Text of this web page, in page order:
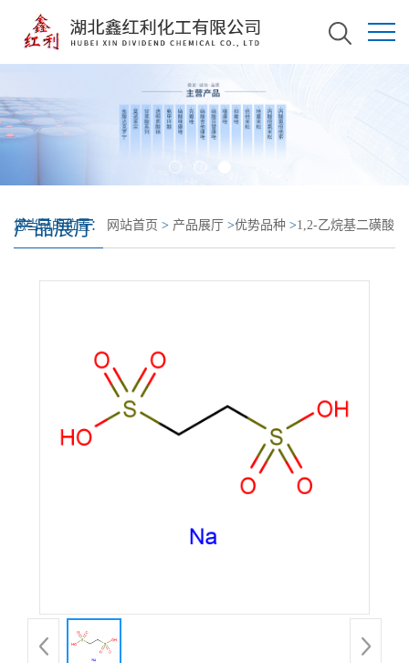
产品展厅
您当前的位置： 网站首页 > 产品展厅 >优势品种 >1,2-乙烷基二磺酸